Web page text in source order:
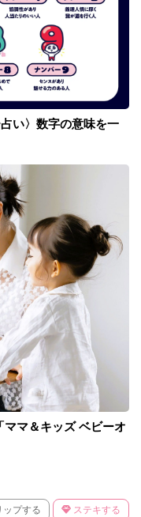
い〉数字の意味を一
マ＆キッズ ベビーオ
ップする ステキする